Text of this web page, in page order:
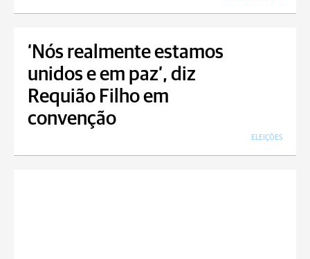
‘Nós realmente estamos
unidos e em paz’, diz
Requião Filho em
convenção
ELEIÇÕES